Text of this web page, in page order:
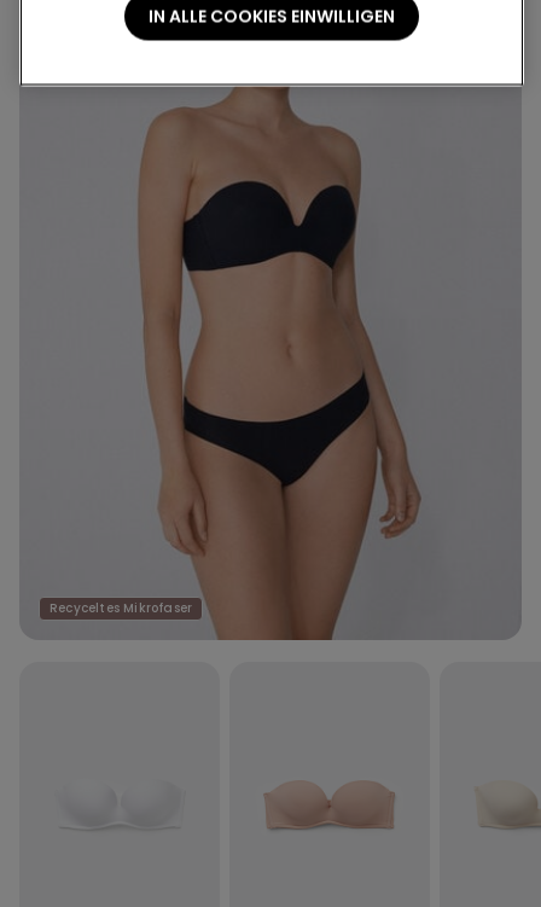
Recyceltes Mikrofaser
IN ALLE COOKIES EINWILLIGEN